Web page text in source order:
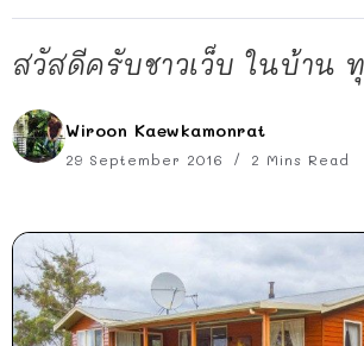
สวัสดีครับชาวเว็บ ในบ้าน
Wiroon Kaewkamonrat
29 September 2016 2 Mins Read